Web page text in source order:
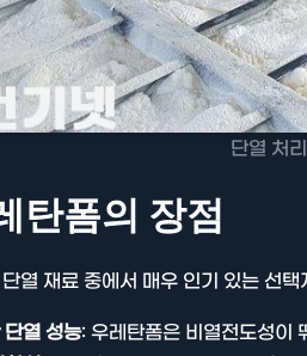
단열 처
탄폼의 장점
열 재료 중에서 매우 인기 있는 선
열 성능: 우레탄폼은 비열전도성이